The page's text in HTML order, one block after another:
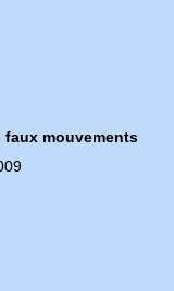
faux mouvements